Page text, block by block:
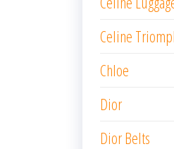
Celine
Chloe
Dior
Dior Belts